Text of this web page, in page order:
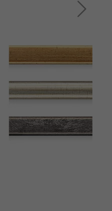
Avanti